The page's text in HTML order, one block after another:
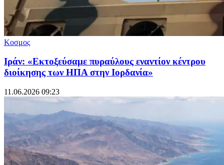
Κοσμος
Ιράν: «Εκτοξεύσαμε πυραύλους εναντίον κέντρου
διοίκησης των ΗΠΑ στην Ιορδανία»
11.06.2026 09:23